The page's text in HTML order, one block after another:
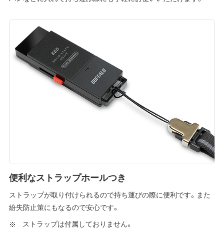
便利なストラップホールつき
ストラップが取り付けられるので持ち運びの際に便利です。また
紛失防止策にもなるので安心です。
ストラップは付属しておりません。